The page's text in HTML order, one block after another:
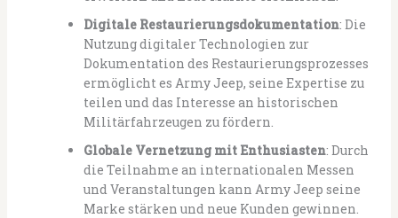
Digitale Restaurierungsdokumentation: Die
Nutzung digitaler Technologien zur
Dokumentation des Restaurierungsprozesses
ermöglicht es Army Jeep, seine Expertise zu
teilen und das Interesse an historischen
Militärfahrzeugen zu fördern.
Globale Vernetzung mit Enthusiasten: Durch
die Teilnahme an internationalen Messen
und Veranstaltungen kann Army Jeep seine
Marke stärken und neue Kunden gewinnen.